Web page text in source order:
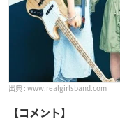
www.realgirlsband.com
【コメント】